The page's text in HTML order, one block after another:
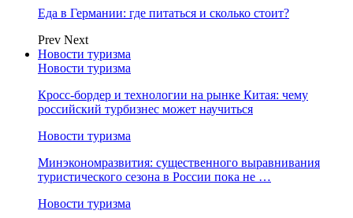
Еда в Германии: где питаться и сколько стоит?
Prev Next
Новости туризма
Новости туризма
Кросс-бордер и технологии на рынке Китая: чему
российский турбизнес может научиться
Новости туризма
Минэкономразвития: существенного выравнивания
туристического сезона в России пока не …
Новости туризма